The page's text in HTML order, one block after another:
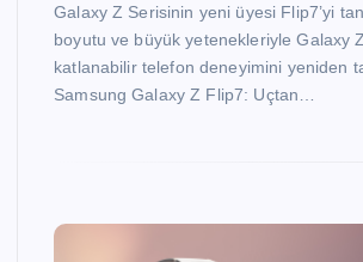
Galaxy Z Serisinin yeni üyesi Flip7’yi
boyutu ve büyük yetenekleriyle Galaxy
katlanabilir telefon deneyimini yeniden
Samsung Galaxy Z Flip7: Uçtan…